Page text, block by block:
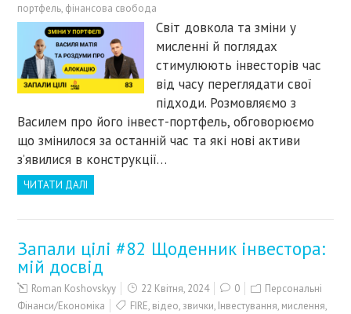
портфель, фінансова свобода
Світ довкола та зміни у
мисленні й поглядах
стимулюють інвесторів час
від часу переглядати свої
підходи. Розмовляємо з
Василем про його інвест-портфель, обговорюємо
що змінилося за останній час та які нові активи
з’явилися в конструкції…
ЧИТАТИ ДАЛІ
Запали цілі #82 Щоденник інвестора:
мій досвід
Roman Koshovskyy 22 Квітня, 2024 0
Персональні
Фінанси/Економіка
FIRE, відео,звички, Інвестування, мислення,